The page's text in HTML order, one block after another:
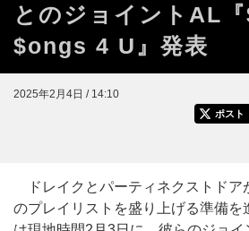
とのジョイントAL
$ongs 4 U』発表
2025年2月4日 / 14:10
ポスト
ドレイクとパーティネクストドア
のプレイリストを盛り上げる準備を